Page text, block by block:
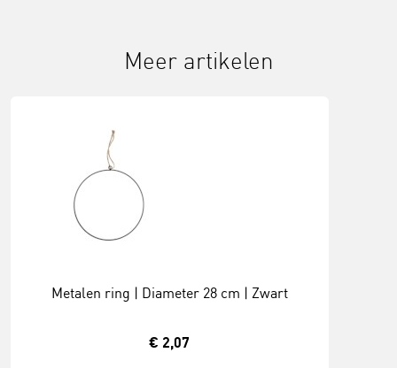
Meer artikelen
Metalen ring | Diameter 28 cm | Zwart
€ 2,07